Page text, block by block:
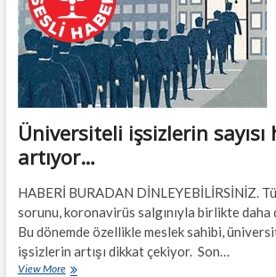
Üniversiteli işsizlerin sayısı
artıyor…
HABERİ BURADAN DİNLEYEBİLİRSİNİZ.
sorunu, koronavirüs salgınıyla birlikte daha
Bu dönemde özellikle meslek sahibi,
işsizlerin artışı dikkat çekiyor. Son…
View MoreÜniversiteli